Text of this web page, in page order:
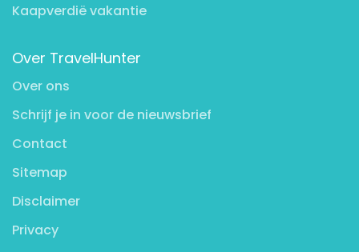
Kaapverdië vakantie
Over TravelHunter
Over ons
Schrijf je in voor de nieuwsbrief
Contact
Sitemap
Disclaimer
Privacy